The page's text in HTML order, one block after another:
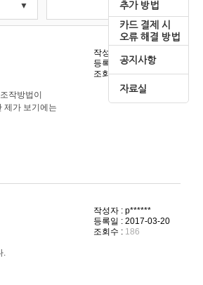
추가 방법
카드 결제 시
오류 해결 방법
공지사항
자료실
▼ 검색
작방법이
제가 보기에는
작성자 : d*******
등록일 : 2017-04-04
조회수 :216
.
작성자 : p******
등록일 : 2017-03-20
조회수 : 186